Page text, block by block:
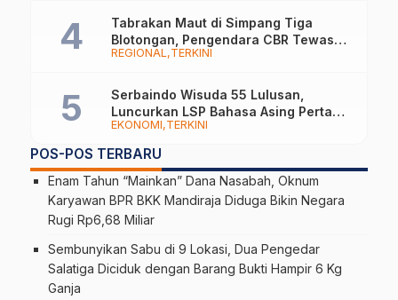
REGIONAL TERKINI
Tabrakan Maut di Simpang Tiga
Blotongan, Pengendara CBR Tewas
Usai Dilarikan ke RS
EKONOMI TERKINI
Serbaindo Wisuda 55 Lulusan,
Luncurkan LSP Bahasa Asing Pertama
di Indonesia
POS-POS TERBARU
Enam Tahun “Mainkan” Dana Nasabah, Oknum
Karyawan BPR BKK Mandiraja Diduga Bikin Negara
Rugi Rp6,68 Miliar
Sembunyikan Sabu di 9 Lokasi, Dua Pengedar
Salatiga Diciduk dengan Barang Bukti Hampir 6 Kg
Ganja